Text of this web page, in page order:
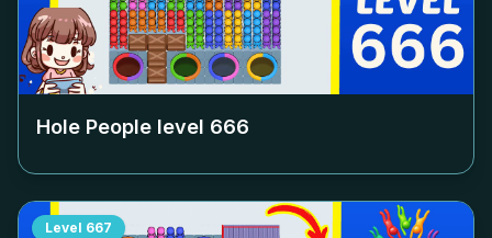
Hole People level 666
Level 667